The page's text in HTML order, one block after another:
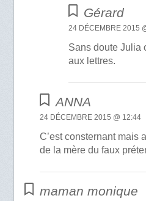
Gérard
24 DÉCEMBRE 2015
Sans doute Julia
aux lettres.
ANNA
24 DÉCEMBRE 2015 @ 12:44
C’est consternant mais
de la mère du faux
maman monique